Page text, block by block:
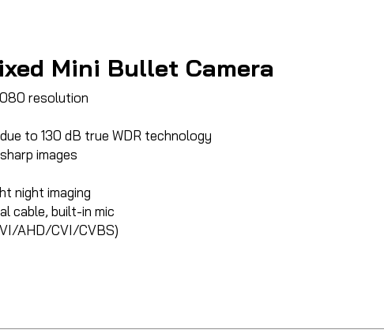
Mini Bullet Camera
resolution
to 130 dB true WDR technology
images
night imaging
cable, built-in mic
AHD/CVI/CVBS)